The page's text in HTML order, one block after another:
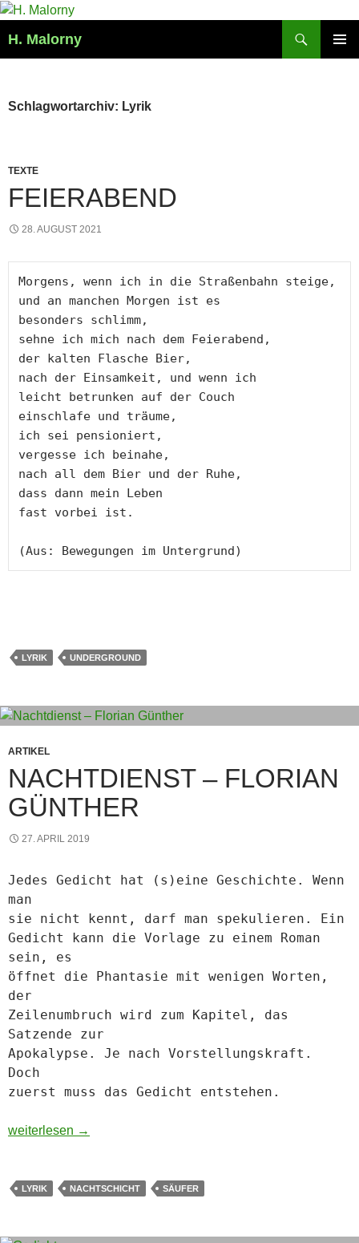
Zum
springen
H. Malorny
Schlagwortarchiv: Lyrik
TEXTE
FEIERABEND
28. AUGUST 2021
Morgens, wenn ich in die Straßenbahn steige,
und an manchen Morgen ist es
besonders schlimm,
sehne ich mich nach dem Feierabend,
der kalten Flasche Bier,
nach der Einsamkeit, und wenn ich
leicht betrunken auf der Couch
einschlafe und träume,
ich sei pensioniert,
vergesse ich beinahe,
nach all dem Bier und der Ruhe,
dass dann mein Leben
fast vorbei ist.
LYRIK UNDERGROUND
ARTIKEL
NACHTDIENST – FLORIAN
GÜNTHER
27. APRIL 2019
Jedes Gedicht hat (s)eine Geschichte. Wenn
man
sie nicht kennt, darf man spekulieren. Ein
Gedicht kann die Vorlage zu einem Roman
sein, es
öffnet die Phantasie mit wenigen Worten,
der
Zeilenumbruch wird zum Kapitel, das
Satzende zur
Apokalypse. Je nach Vorstellungskraft.
Doch
zuerst muss das Gedicht entstehen.
Nachtdienst – Florian Günther
weiterlesen →
LYRIK NACHTSCHICHT SÄUFER